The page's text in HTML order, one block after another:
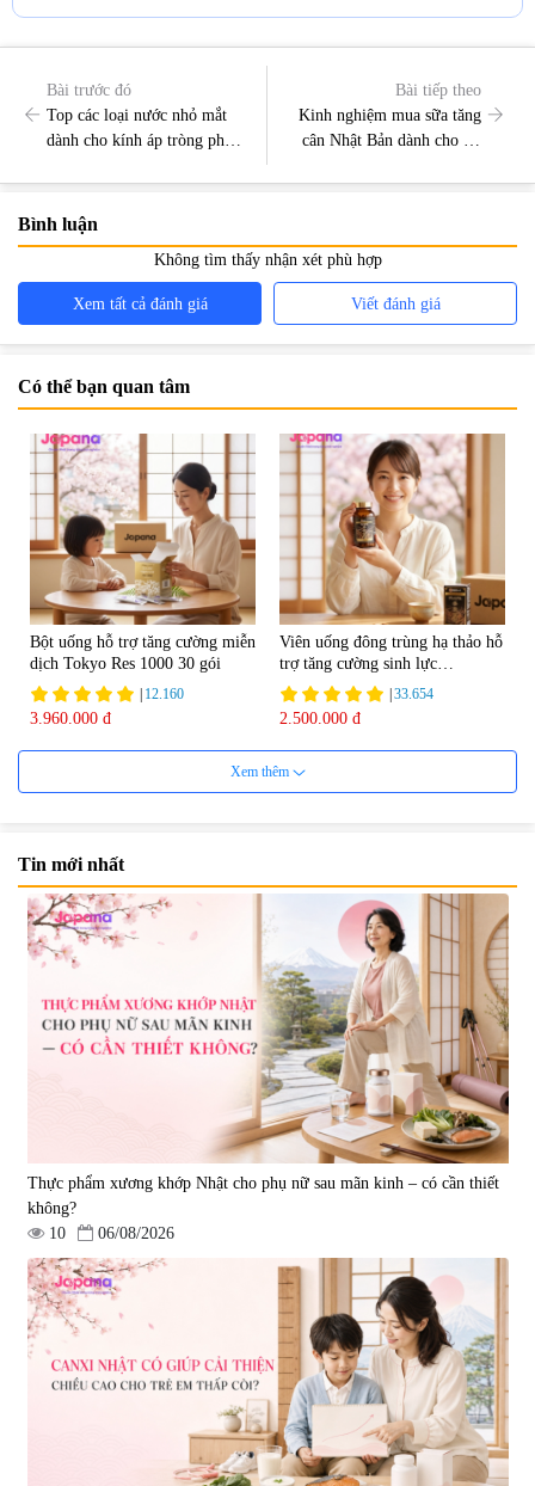
Bài trước đó
Top các loại nước nhỏ mắt
dành cho kính áp tròng phổ
Bài tiếp theo
Kinh nghiệm mua sữa tăng
cân Nhật Bản dành cho trẻ
Bình luận
Không tìm thấy nhận xét phù hợp
Xem tất cả đánh giá Viết đánh giá
Có thể bạn quan tâm
Bột uống hỗ trợ tăng cường miễn
dịch Tokyo Res 1000 30 gói
12.160
3.960.000 đ
Viên uống đông trùng hạ thảo hỗ
trợ tăng cường sinh lực
Tohchukasou Premium Yo
Group 180 viên - Date 08/2027
33.654
2.500.000 đ
Mặt Nạ Nichiei Bussan Nano
miếng)
0
1.890.000 đ
Viên uống bổ não Ribeto Shoji
Ichoha Ekisu Plus - 90 viên
|57.920
1.450.000 đ
Viên uống hỗ trợ tăng cường
sinh lý nam Fujina Monster Shot
150 viên
880.000 đ
Viên uống chống lão hóa, tăng
sức khỏe Yangmiwa NMN 60
viên
|42.588
5.500.000 đ
Xem thêm
Tin mới nhất
Thực phẩm xương khớp Nhật cho phụ nữ sau mãn kinh – có cần thiết
không?
10
06/08/2026